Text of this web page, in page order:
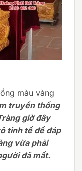
màu vàng
truyền thống
giờ đây
tinh tế để đáp
vừa phải
đã mất.